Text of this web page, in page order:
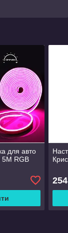
для авто
5M RGB
254